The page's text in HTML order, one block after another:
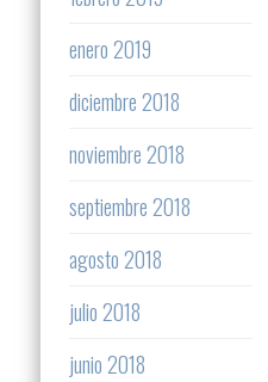
enero 2019
diciembre 2018
noviembre 2018
septiembre 2018
agosto 2018
julio 2018
junio 2018